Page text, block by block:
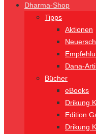
Dharma-Shop
Tipps
Aktionen
Dana-
Bücher
eBooks
Drikung
Edition
Drikung